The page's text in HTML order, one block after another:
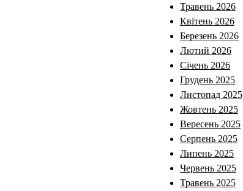
Травень 2026
Квітень 2026
Березень 2026
Лютий 2026
Січень 2026
Грудень 2025
Листопад 2025
Жовтень 2025
Вересень 2025
Серпень 2025
Липень 2025
Червень 2025
Травень 2025